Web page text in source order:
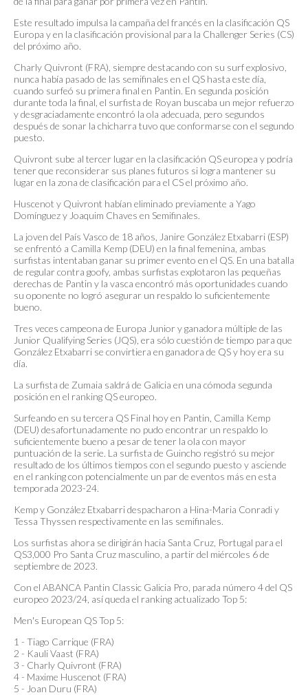
Este resultado impulsa la campaña del francés en la clasificación QS
Europa y en la clasificación provisional para la Challenger Series (CS)
del próximo año.
Charly Quivront (FRA), siempre destacando con su surf explosivo,
nunca había pasado de las semifinales en el QS hasta este día,
cuando surfeó su primera final en Pantin. En segunda posición
durante toda la final, el surfista de Royan buscaba un mejor refuerzo
y desgraciadamente encontró la ola adecuada, pero segundos
después de sonar la chicharra tuvo que conformarse con el segundo
puesto.
Quivront sube al tercer lugar en la clasificación QS europea y podría
tener que reconsiderar sus planes futuros si logra mantener su
lugar en la zona de clasificación para el CS el próximo año.
Huscenot y Quivront habían eliminado previamente a Yago
Domínguez y Joaquim Chaves en Semifinales.
La joven del País Vasco de 18 años, Janire González Etxabarri (ESP)
se enfrentó a Camilla Kemp (DEU) en la final femenina, ambas
surfistas intentaban ganar su primer evento en el QS. En una batalla
de regular contra goofy, ambas surfistas explotaron las pequeñas
derechas de Pantin y la vasca encontró más oportunidades cuando
su oponente no logró asegurar un respaldo lo suficientemente
bueno.
Tres veces campeona de Europa Junior y ganadora múltiple de las
Junior Qualifying Series (JQS), era sólo cuestión de tiempo para que
González Etxabarri se convirtiera en ganadora de QS y hoy era su
día.
La surfista de Zumaia saldrá de Galicia en una cómoda segunda
posición en el ranking QS europeo.
Surfeando en su tercera QS Final hoy en Pantin, Camilla Kemp
(DEU) desafortunadamente no pudo encontrar un respaldo lo
suficientemente bueno a pesar de tener la ola con mayor
puntuación de la serie. La surfista de Guincho registró su mejor
resultado de los últimos tiempos con el segundo puesto y asciende
en el ranking con potencialmente un par de eventos más en esta
temporada 2023-24.
Kemp y González Etxabarri despacharon a Hina-Maria Conradi y
Tessa Thyssen respectivamente en las semifinales.
Los surfistas ahora se dirigirán hacia Santa Cruz, Portugal para el
QS3,000 Pro Santa Cruz masculino, a partir del miércoles 6 de
septiembre de 2023.
Con el ABANCA Pantin Classic Galicia Pro, parada número 4 del QS
europeo 2023/24, así queda el ranking actualizado Top 5:
Men's European QS Top 5:
1 - Tiago Carrique (FRA)
2 - Kauli Vaast (FRA)
3 - Charly Quivront (FRA)
4 - Maxime Huscenot (FRA)
5 - Joan Duru (FRA)